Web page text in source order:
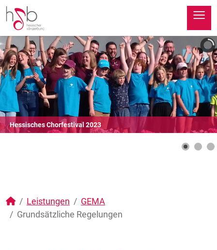
Hessisches Chorfestival 2023
Leistungen
GEMA
Grundsätzliche Regelungen
≡